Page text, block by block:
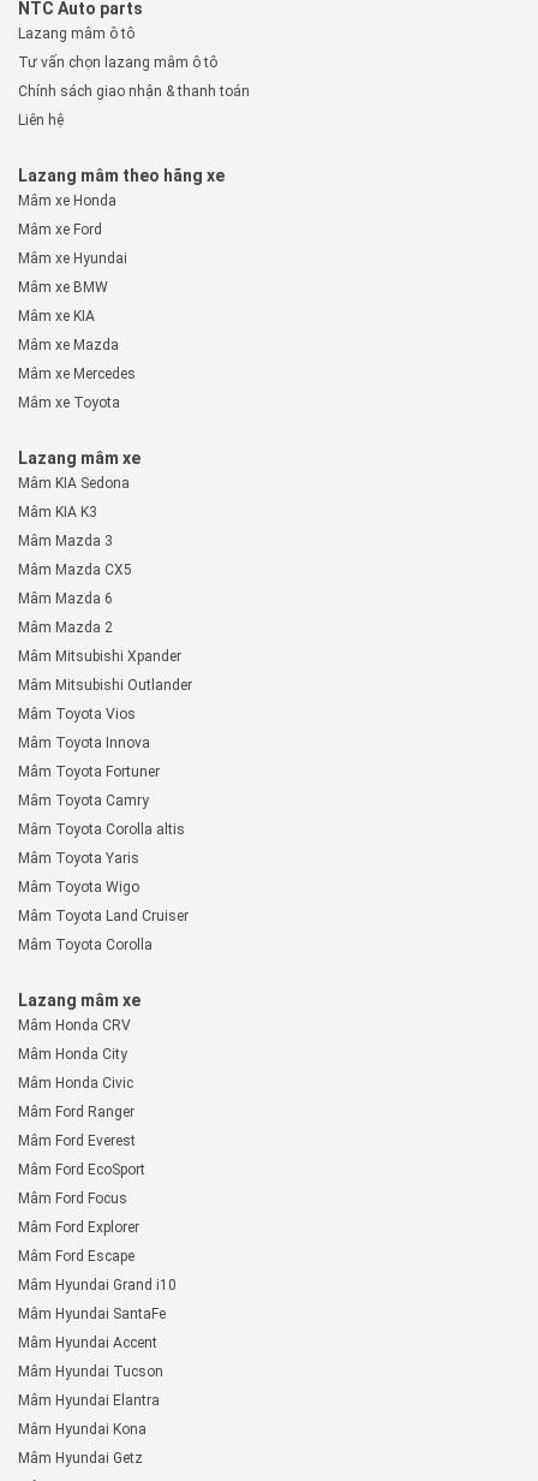
NTC Auto parts
Lazang mâm ô tô
Tư vấn chọn lazang mâm ô tô
Chính sách giao nhận & thanh toán
Liên hệ
Lazang mâm theo hãng xe
Mâm xe Honda
Mâm xe Ford
Mâm xe Hyundai
Mâm xe BMW
Mâm xe KIA
Mâm xe Mazda
Mâm xe Mercedes
Mâm xe Toyota
Lazang mâm xe
Mâm KIA Sedona
Mâm KIA K3
Mâm Mazda 3
Mâm Mazda CX5
Mâm Mazda 6
Mâm Mazda 2
Mâm Mitsubishi Xpander
Mâm Mitsubishi Outlander
Mâm Toyota Vios
Mâm Toyota Innova
Mâm Toyota Fortuner
Mâm Toyota Camry
Mâm Toyota Corolla altis
Mâm Toyota Yaris
Mâm Toyota Wigo
Mâm Toyota Land Cruiser
Mâm Toyota Corolla
Lazang mâm xe
Mâm Honda CRV
Mâm Honda City
Mâm Honda Civic
Mâm Ford Ranger
Mâm Ford Everest
Mâm Ford EcoSport
Mâm Ford Focus
Mâm Ford Explorer
Mâm Ford Escape
Mâm Hyundai Grand i10
Mâm Hyundai SantaFe
Mâm Hyundai Accent
Mâm Hyundai Tucson
Mâm Hyundai Elantra
Mâm Hyundai Kona
Mâm Hyundai Getz